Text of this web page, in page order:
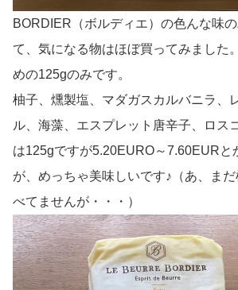
BORDIER（ボルディエ）の色んな味
て、気になる物はほぼ買ってみました
めの125gのみです。
柚子、燻製塩、マダガスカルバニラ、
ル、海藻、エスプレット唐辛子、ロス
は125gですが5.20EURO～7.60EURと
が、めっちゃ美味しいです♪（あ、ま
べてませんが・・・）